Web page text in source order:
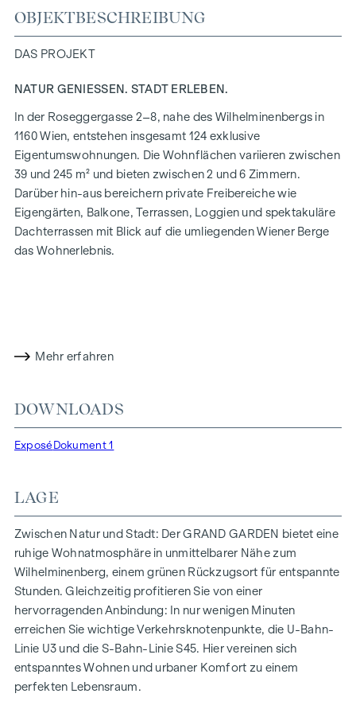
OBJEKTBESCHREIBUNG
DAS PROJEKT
NATUR GENIESSEN. STADT ERLEBEN.
In der Roseggergasse 2–8, nahe des Wilhelminenbergs in
1160 Wien, entstehen insgesamt 124 exklusive
Eigentumswohnungen. Die Wohnflächen variieren zwischen
39 und 245 m² und bieten zwischen 2 und 6 Zimmern.
Darüber hin-aus bereichern private Freibereiche wie
Eigengärten, Balkone, Terrassen, Loggien und spektakuläre
Dachterrassen mit Blick auf die umliegenden Wiener Berge
das Wohnerlebnis.
Die Immobilie bietet nicht nur niedrigere Energiekosten
Lichtverhältnissen. Die BewohnerInnen profitieren von der
idealen Lage, nur wenige Gehminuten von den U3-Stationen
„Ottakring“ und „Kendlerstraße“ entfernt, die eine direkte
NATUR UND LEBENSQUALITÄT
Das absolute Highlight des Wohnprojekts GRAND GARDEN
ist die rund 1.000 m² große Innenhof-Ruheoase – ein
einzigartiger Rückzugsort für alle Generationen. Hier trifft
Natur auf urbanes Wohnen und schafft eine
außergewöhnliche Lebensqualität.
Die Gemeinschaftsplätze mit Bänken und Tischen laden
zum entspannten Ver-weilen ein und bieten einen
naturnahen Treffpunkt für alle Generationen. Ein
einladender Kinderspielbereich bietet unbeschwerte
Mehr erfahren
DOWNLOADS
Exposé Dokument 1
LAGE
Zwischen Natur und Stadt: Der GRAND GARDEN bietet eine
ruhige Wohnatmosphäre in unmittelbarer Nähe zum
Wilhelminenberg, einem grünen Rückzugsort für entspannte
Stunden. Gleichzeitig profitieren Sie von einer
hervorragenden Anbindung: In nur wenigen Minuten
erreichen Sie wichtige Verkehrsknotenpunkte, die U-Bahn-
Linie U3 und die S-Bahn-Linie S45. Hier vereinen sich
entspanntes Wohnen und urbaner Komfort zu einem
perfekten Lebensraum.